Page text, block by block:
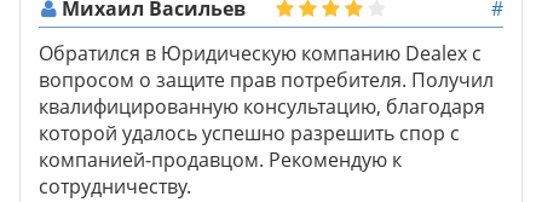
Михаил Васильев
#
Обратился в Юридическую компанию Dealex с
вопросом о защите прав потребителя. Получил
квалифицированную консультацию, благодаря
которой удалось успешно разрешить спор с
компанией-продавцом. Рекомендую к
сотрудничеству.